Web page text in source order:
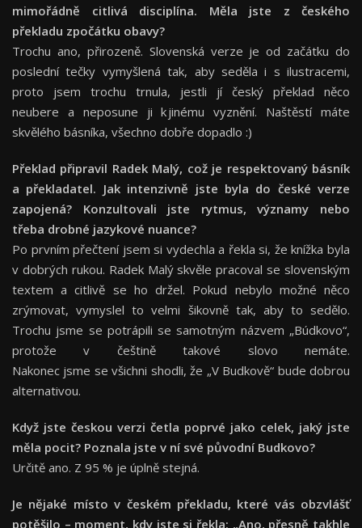
mimořádně citlivá disciplína. Měla jste z českého
překladu zpočátku obavy?
Trochu ano, přirozeně. Slovenská verze je od začátku do
poslední tečky vymyšlená tak, aby seděla i s ilustracemi,
proto jsem trochu trnula, jestli jí český překlad něco
neubere a neposune ji k jinému vyznění. Naštěstí máte
skvělého básníka, všechno dobře dopadlo :)
Překlad připravil Radek Malý, což je respektovaný básník
a překladatel. Jak intenzivně jste byla do české verze
zapojená? Konzultovali jste rytmus, významy nebo
třeba drobné jazykové nuance?
Po prvním přečtení jsem si vydechla a řekla si, že knížka byla
v dobrých rukou. Radek Malý skvěle pracoval se slovenským
textem a citlivě se ho držel. Pokud nebylo možné něco
zrýmovat, vymyslel to velmi šikovně tak, aby to sedělo.
Trochu jsme se potrápili se samotným názvem „Búdkovo“,
protože v češtině takové slovo nemáte.
Nakonec jsme se všichni shodli, že „V Budkově“ bude dobrou
alternativou.
Když jste českou verzi četla poprvé jako celek, jaký jste
měla pocit? Poznala jste v ní své původní Budkovo?
Určitě ano. Z 95 % je úplně stejná.
Je nějaké místo v českém překladu, které vás obzvlášť
potěšilo – moment, kdy jste si řekla: „Ano, přesně takhle